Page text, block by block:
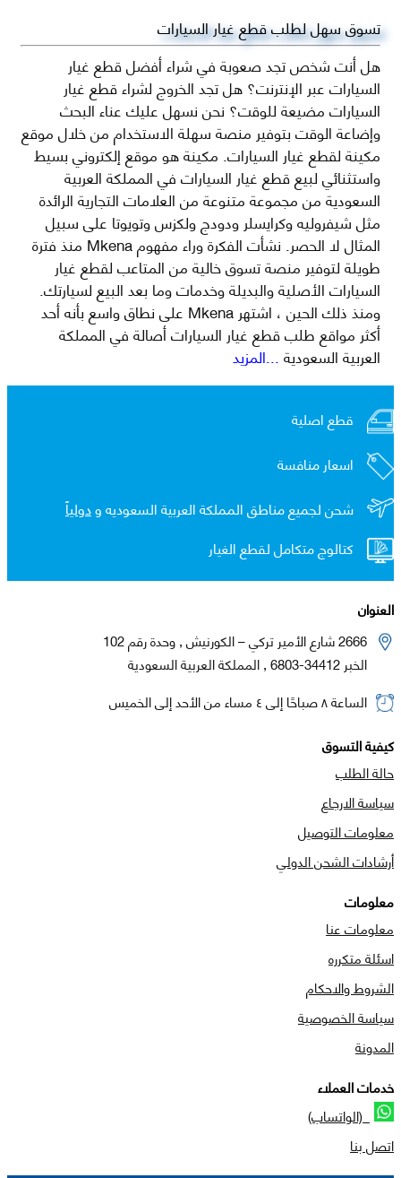
تسوق سهل لطلب قطع غيار السيارات
هل أنت شخص تجد صعوبة في شراء أفضل قطع غيار
السيارات عبر الإنترنت؟ هل تجد الخروج لشراء قطع غيار
السيارات مضيعة للوقت؟ نحن نسهل عليك عناء البحث
وإضاعة الوقت بتوفير منصة سهلة الاستخدام من خلال موقع
مكينة لقطع غيار السيارات. مكينة هو موقع إلكتروني بسيط
واستثنائي لبيع قطع غيار السيارات في المملكة العربية
السعودية من مجموعة متنوعة من العلامات التجارية الرائدة
مثل شيفروليه وكرايسلر ودودج ولكزس وتويوتا على سبيل
المثال لا الحصر. نشأت الفكرة وراء مفهوم Mkena منذ فترة
طويلة لتوفير منصة تسوق خالية من المتاعب لقطع غيار
السيارات الأصلية والبديلة وخدمات وما بعد البيع لسيارتك.
ومنذ ذلك الحين ، اشتهر Mkena على نطاق واسع بأنه أحد
أكثر مواقع طلب قطع غيار السيارات أصالة في المملكة
العربية السعودية...المزيد
قطع اصلية
اسعار منافسة
شحن لجميع مناطق المملكة العربية السعوديه ودولياً
كتالوج متكامل لقطع الغيار
العنوان
2666 شارع الأمير تركي – الكورنيش , وحدة رقم 102
الخبر 34412-6803 , المملكة العربية السعودية
الساعة ٨ صباحًا إلى ٤ مساء من الأحد إلى الخميس
كيفية التسوق
حالة الطلب
سياسة الارجاع
معلومات التوصيل
أرشادات الشحن الدولي
معلومات
معلومات عنا
اسئلة متكرره
الشروط والاحكام
سياسة الخصوصية
المدونة
خدمات العملاء
(الواتساب)
اتصل بنا